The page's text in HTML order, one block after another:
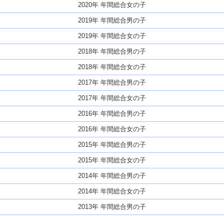
2020年 年間総合女の子
2019年 年間総合男の子
2019年 年間総合女の子
2018年 年間総合男の子
2018年 年間総合女の子
2017年 年間総合男の子
2017年 年間総合女の子
2016年 年間総合男の子
2016年 年間総合女の子
2015年 年間総合男の子
2015年 年間総合女の子
2014年 年間総合男の子
2014年 年間総合女の子
2013年 年間総合男の子